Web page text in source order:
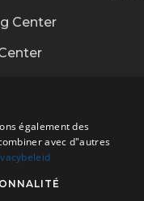
Center
également des
avec d"autres